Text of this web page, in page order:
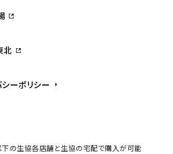
北
ーポリシー
の生協各店舗と生協の宅配で購入が可能